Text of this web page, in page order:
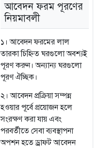
আবেদন ফরম পূরণের
নিয়মাবলী
১। আবেদন ফরমের লাল
তারকা চিহ্নিত ঘরগুলো অবশ্যই
পূরণ করুন। অন্যান্য ঘরগুলো
পূরণ ঐচ্ছিক।
২। আবেদন প্রক্রিয়া সম্পন্ন
হওয়ার পূর্বে প্রয়োজন হলে
সংরক্ষণ করা যায় এবং
পরবর্তীতে সেবা ব্যবস্থাপনা
অপশন হতে ড্রাফট আবেদন